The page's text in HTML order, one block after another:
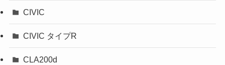
CIVIC
CIVIC タイプR
CLA200d